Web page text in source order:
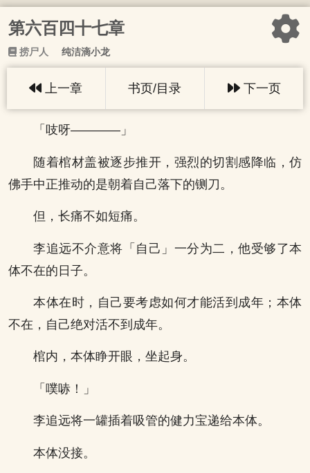
第六百四十七章
捞尸人 纯洁滴小龙
上一章 书页/目录 下一页
「吱呀————」
随着棺材盖被逐步推开，强烈的切割感降临，仿
佛手中正推动的是朝着自己落下的铡刀。
但，长痛不如短痛。
李追远不介意将「自己」一分为二，他受够了本
体不在的日子。
本体在时，自己要考虑如何才能活到成年；本体
不在，自己绝对活不到成年。
棺内，本体睁开眼，坐起身。
「噗哧！」
李追远将一罐插着吸管的健力宝递给本体。
本体没接。